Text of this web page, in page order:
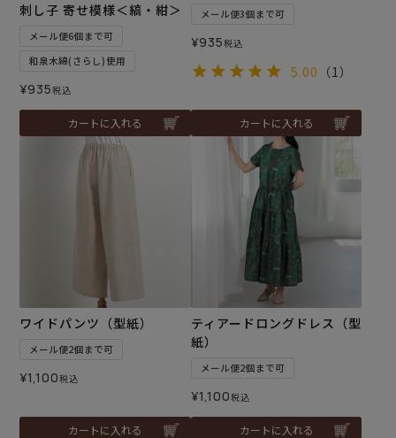
刺し子 寄せ模様＜縞・紺＞
メール便6個まで可
和泉木綿(さらし)使用
¥935税込
カートに入れる
メール便3個まで可
¥935税込
5.00 （1）
カートに入れる
ワイドパンツ（型紙）
メール便2個まで可
¥1,100税込
カートに入れる
ティアードロングドレス（型
紙）
メール便2個まで可
¥1,100税込
カートに入れる